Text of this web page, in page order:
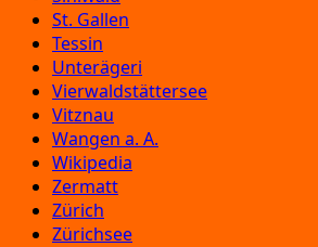
St. Gallen
Tessin
Unterägeri
Vierwaldstättersee
Vitznau
Wangen a. A.
Wikipedia
Zermatt
Zürich
Zürichsee